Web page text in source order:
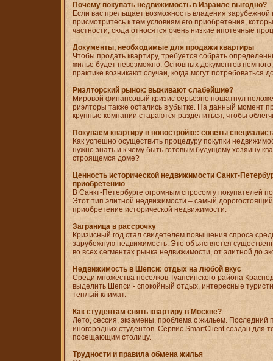
Почему покупать недвижимость в Израиле выгодно?
Если вас прельщает возможность владения
присмотритесь к тем условиям его приобретения,
частности, сюда относятся очень низкие ипотечные
Документы, необходимые для продажи квартиры
Чтобы продать квартиру, требуется собрать
жилье будет невозможно. Основных документов
практике возникают случаи, когда могут потребоваться
Риэлторский рынок: выживают слабейшие?
Мировой финансовый кризис серьезно пошатнул
риэлторы также остались в убытке. На данный момент
крупные компании стараются разделиться, чтобы
Покупаем квартиру в новостройке: советы
Как успешно осуществить процедуру покупки
нужно знать и к чему быть готовым будущему хозяину
строящемся доме?
Ценность исторической недвижимости Санкт-
приобретению
В Санкт-Петербурге огромным спросом у покупателей
Этот тип элитной недвижимости – самый
приобретение исторической недвижимости.
Заграница в рассрочку
Кризисный год стал свидетелем повышения спроса
зарубежную недвижимость. Это объясняется
во всех сегментах рынка недвижимости, от элитной до
Недвижимость в Шепси: отдых на любой вкус
Среди множества поселков Туапсинского района
выделить Шепси - спокойный отдых, интересные
теплый климат.
Как студентам снять квартиру в Москве?
Лето, сессия, экзамены, проблема с жильем. Последний
иногородних студентов. Сервис SmartClient создан для
посещающим столицу.
Трудности и правила обмена жилья